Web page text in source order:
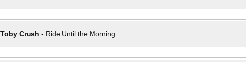
Toby Crush - Ride Until the Morning